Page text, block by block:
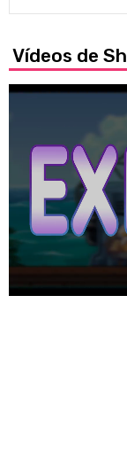
Vídeos de
Loaded
46.30%